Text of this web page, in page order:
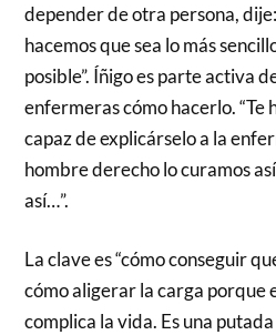
depender de otra persona,
hacemos que sea lo más
posible”. Íñigo es parte activa
enfermeras cómo hacerlo. “Te
capaz de explicárselo a la
hombre derecho lo curamos así,
así…”.
La clave es “cómo conseguir
cómo aligerar la carga porque
complica la vida. Es una